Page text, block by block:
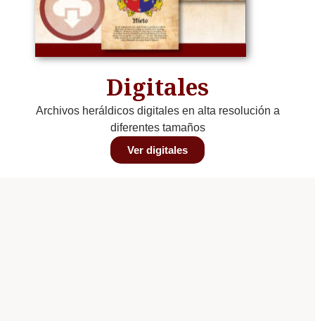
Digitales
Archivos heráldicos digitales en alta resolución a
diferentes tamaños
Ver digitales